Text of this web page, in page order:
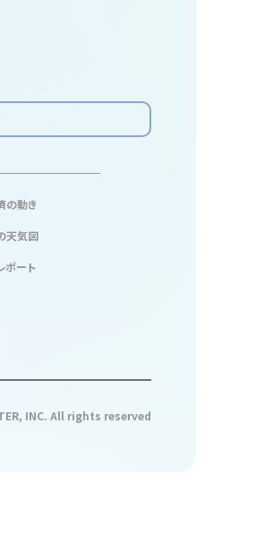
の動き
天気図
ポート
INC. All rights reserved